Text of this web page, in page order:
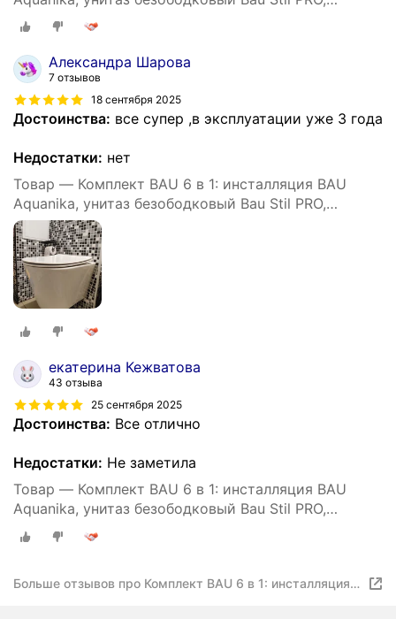
сиденье микролифт, прямоугольная черная
матовая клавиша
Александра Шарова
7 отзывов
18 сентября 2025
Достоинства: все супер ,в эксплуатации уже 3 года
Недостатки: нет
Товар — Комплект BAU 6 в 1: инсталляция BAU
Aquanika, унитаз безободковый Bau Stil PRO,
сиденье микролифт, прямоугольная черная
матовая клавиша
екатерина Кежватова
43 отзыва
25 сентября 2025
Достоинства: Все отлично
Недостатки: Не заметила
Товар — Комплект BAU 6 в 1: инсталляция BAU
Aquanika, унитаз безободковый Bau Stil PRO,
сиденье микролифт, прямоугольная черная
матовая клавиша
Больше отзывов про Комплект BAU 6 в 1: инсталляция